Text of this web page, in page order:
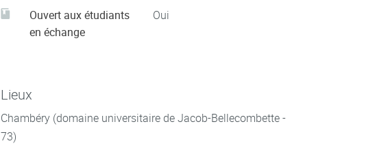
Ouvert aux étudiants
en échange
Oui
Lieux
Chambéry (domaine universitaire de Jacob-Bellecombette -
73)